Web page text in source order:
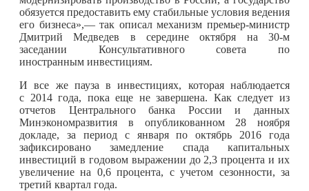
обязуется предоставить ему стабильные условия ведения
его бизнеса»,— так описал механизм премьер-министр
Дмитрий Медведев в середине октября на 30-м
заседании Консультативного совета по
иностранным инвестициям.
И все же пауза в инвестициях, которая наблюдается
с 2014 года, пока еще не завершена. Как следует из
отчетов Центрального банка России и данных
Минэкономразвития в опубликованном 28 ноября
докладе, за период с января по октябрь 2016 года
зафиксировано замедление спада капитальных
инвестиций в годовом выражении до 2,3 процента и их
увеличение на 0,6 процента, с учетом сезонности, за
третий квартал года.